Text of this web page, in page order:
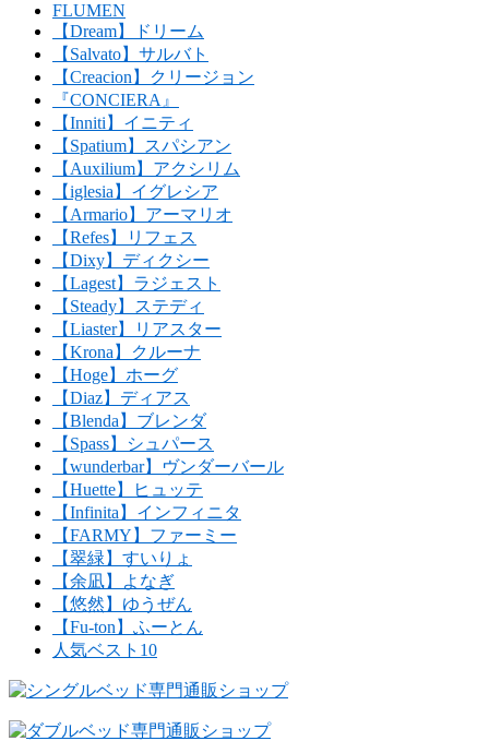
FLUMEN
【Dream】ドリーム
【Salvato】サルバト
【Creacion】クリージョン
『CONCIERA』
【Inniti】イニティ
【Spatium】スパシアン
【Auxilium】アクシリム
【iglesia】イグレシア
【Armario】アーマリオ
【Refes】リフェス
【Dixy】ディクシー
【Lagest】ラジェスト
【Steady】ステディ
【Liaster】リアスター
【Krona】クルーナ
【Hoge】ホーグ
【Diaz】ディアス
【Blenda】ブレンダ
【Spass】シュパース
【wunderbar】ヴンダーバール
【Huette】ヒュッテ
【Infinita】インフィニタ
【FARMY】ファーミー
【翠緑】すいりょ
【余凪】よなぎ
【悠然】ゆうぜん
【Fu-ton】ふーとん
人気ベスト10